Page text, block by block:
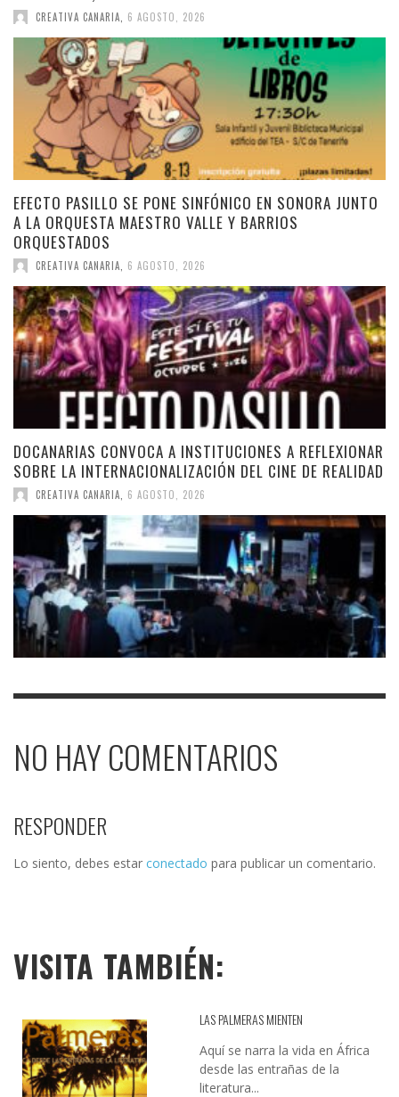
CREATIVA CANARIA 6 AGOSTO, 2026
EFECTO PASILLO SE PONE SINFÓNICO EN SONORA JUNTO
A LA ORQUESTA MAESTRO VALLE Y BARRIOS
ORQUESTADOS
CREATIVA CANARIA 6 AGOSTO, 2026
DOCANARIAS CONVOCA A INSTITUCIONES A REFLEXIONAR
SOBRE LA INTERNACIONALIZACIÓN DEL CINE DE REALIDAD
CREATIVA CANARIA 6 AGOSTO, 2026
NO HAY COMENTARIOS
RESPONDER
Lo siento, debes estar conectado para publicar un comentario.
VISITA TAMBIÉN:
LAS PALMERAS MIENTEN
Aquí se narra la vida en África
desde las entrañas de la
literatura...